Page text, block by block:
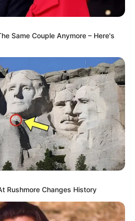
Konyol
Malam
yang Bikin
Same Couple Anymore – Here's
Rushmore Changes History